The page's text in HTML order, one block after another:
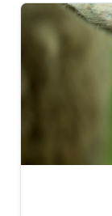
Dégustation